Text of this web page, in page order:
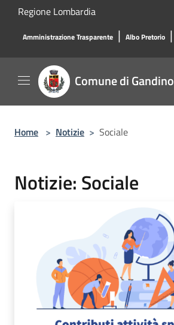
Salta al contenuto principale
Regione Lombardia
Amministrazione Trasparente | Albo Pretorio |
Comune di Gandino
Home > Notizie > Sociale
Notizie: Sociale